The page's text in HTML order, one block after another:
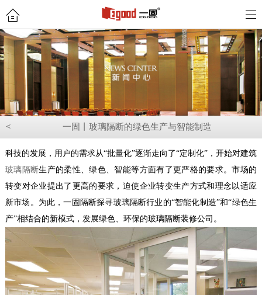
< 一固丨玻璃隔断的绿色生产与智能制造
科技的发展，用户的需求从“批量化”逐渐走向了“定制化”，开始对建筑
玻璃隔断生产的柔性、绿色、智能等方面有了更严格的要求。市场的
转变对企业提出了更高的要求，迫使企业转变生产方式和理念以适应
新市场。为此，一固隔断探寻玻璃隔断行业的“智能化制造”和“绿色生
产”相结合的新模式，发展绿色、环保的玻璃隔断装修公司。